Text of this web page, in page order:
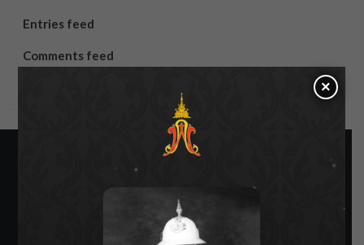
Entries feed
Comments feed
×